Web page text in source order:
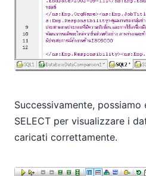
Successivamente, possiamo
SELECT per visualizzare i
caricati correttamente.